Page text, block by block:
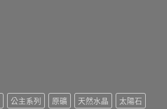
公主系列 原礦 天然水晶 太陽石